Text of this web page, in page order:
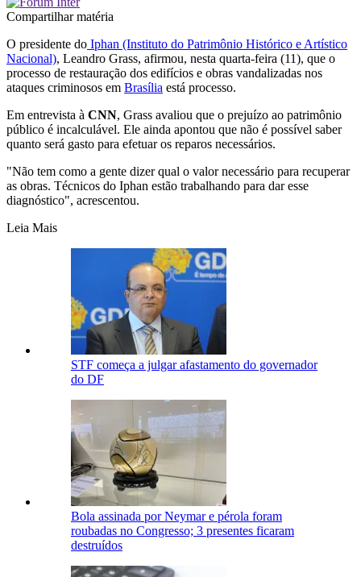
Compartilhar matéria
O presidente do Iphan (Instituto do Patrimônio Histórico e Artístico
Nacional), Leandro Grass, afirmou, nesta quarta-feira (11), que o
processo de restauração dos edifícios e obras vandalizadas nos
ataques criminosos em Brasília está processo.
Em entrevista à CNN, Grass avaliou que o prejuízo ao patrimônio
público é incalculável. Ele ainda apontou que não é possível saber
quanto será gasto para efetuar os reparos necessários.
"Não tem como a gente dizer qual o valor necessário para recuperar
as obras. Técnicos do Iphan estão trabalhando para dar esse
diagnóstico", acrescentou.
Leia Mais
STF começa a julgar afastamento do governador
do DF
Bola assinada por Neymar e pérola foram
roubadas no Congresso; 3 presentes ficaram
destruídos